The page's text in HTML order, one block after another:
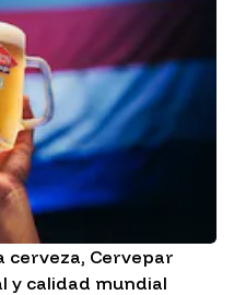
cerveza, Cervepar
y calidad mundial